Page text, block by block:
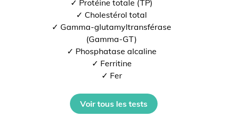
✓ Protéine totale (TP)
✓ Cholestérol total
✓ Gamma-glutamyltransférase
(Gamma-GT)
✓ Phosphatase alcaline
✓ Ferritine
✓ Fer
Voir tous les tests